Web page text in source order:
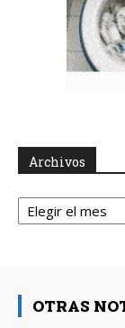
Archivos
Archivos
OTRAS